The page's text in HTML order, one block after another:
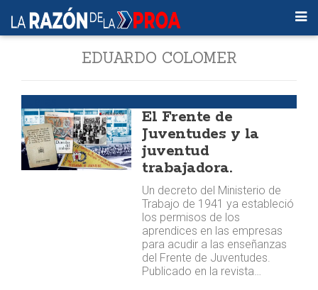
EDUARDO COLOMER
El Frente de
Juventudes y la
juventud
trabajadora.
Un decreto del Ministerio de
Trabajo de 1941 ya estableció
los permisos de los
aprendices en las empresas
para acudir a las enseñanzas
del Frente de Juventudes.
Publicado en la revista…